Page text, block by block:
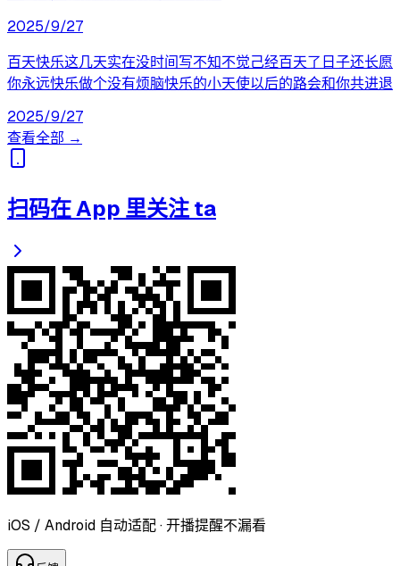
2025/9/27
百天快乐这几天实在没时间写不知不觉己经百天了日子还长愿
你永远快乐做个没有烦脑快乐的小天使以后的路会和你共进退
2025/9/27
查看全部 →
扫码在 App 里关注 ta
iOS / Android 自动适配 · 开播提醒不漏看